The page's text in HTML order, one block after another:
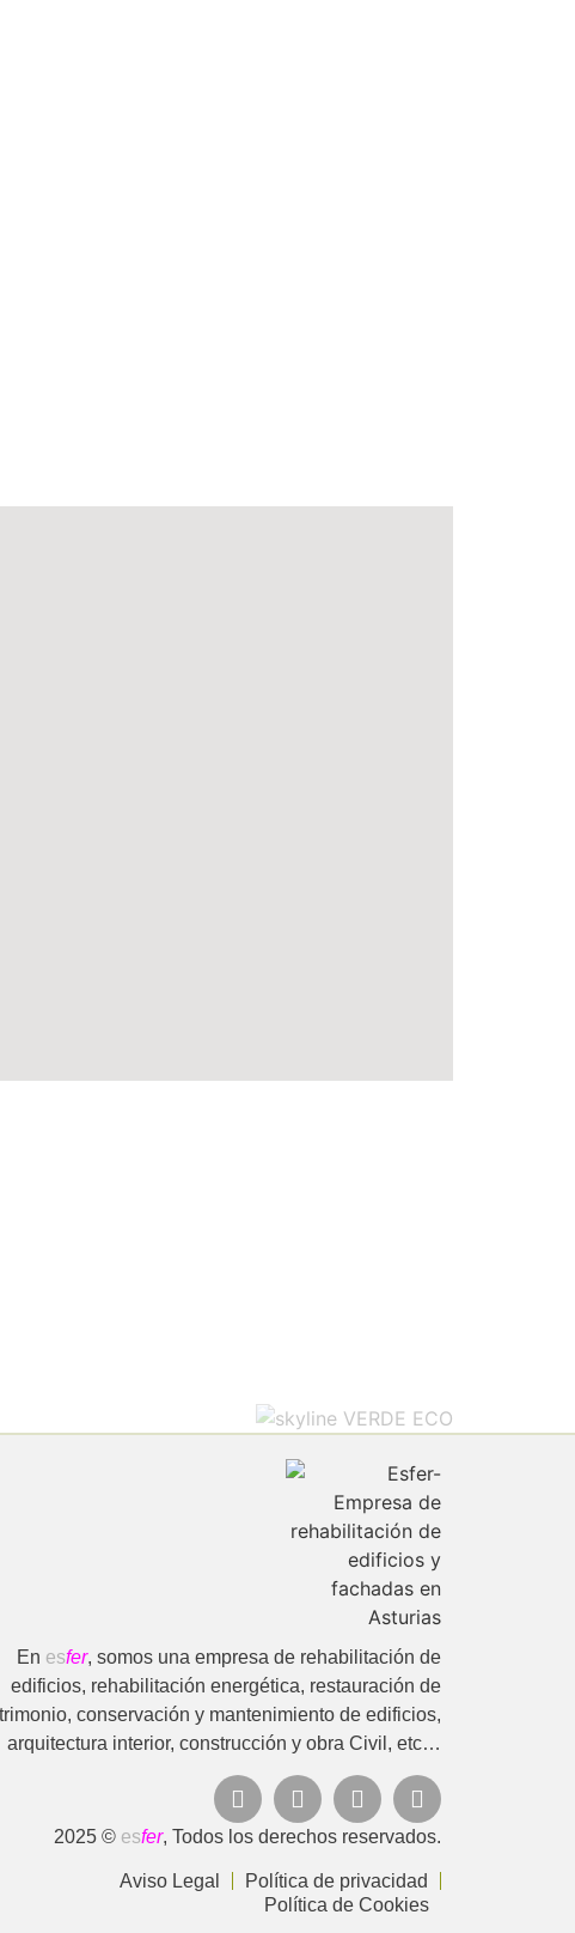
En esfer, somos una empresa de rehabilitación de
edificios, rehabilitación energética, restauración de
conservación y mantenimiento de edificios,
arquitectura interior, construcción y obra Civil, etc…
2025 © esfer, Todos los derechos reservados.
Aviso Legal
Política de privacidad
Política de Cookies